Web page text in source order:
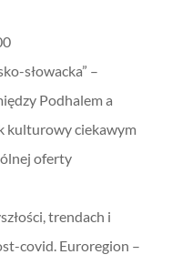
słowacka” –
Podhalem a
kulturowy ciekawym
oferty
trendach i
covid. Euroregion –